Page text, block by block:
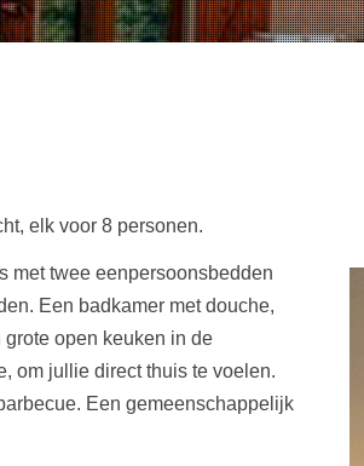
elk voor 8 personen.
met twee eenpersoonsbedden
Een badkamer met douche,
open keuken in de
om jullie direct thuis te voelen.
Een gemeenschappelijk